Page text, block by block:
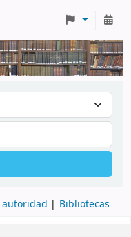
Bibliotecas